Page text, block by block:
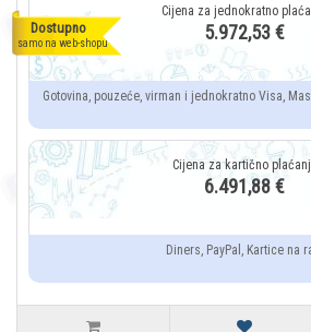
Dostupno
samo na web-shopu 5.972,53 €
Gotovina, pouzeće, virman i jednokratno Visa,
6.491,88 €
Diners, PayPal, Kartice na